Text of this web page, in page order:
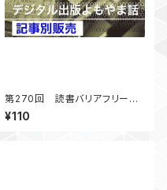
第270回 読書バリアフリー法
5年経過第二期基本計画準備
中 「デジタル出版よもやま話」
2024年12月号掲載
¥110